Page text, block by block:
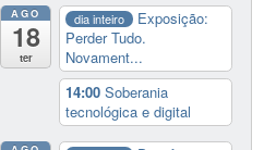
AGO
18
ter
dia inteiro
Exposição:
Perder Tudo.
Novament...
14:00Soberania
tecnológica e digital